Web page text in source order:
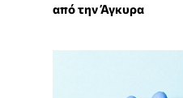
από την Άγκυρα